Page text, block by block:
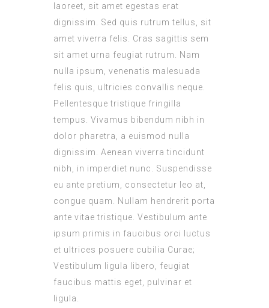
laoreet, sit amet egestas erat
dignissim. Sed quis rutrum tellus, sit
amet viverra felis. Cras sagittis sem
sit amet urna feugiat rutrum. Nam
nulla ipsum, venenatis malesuada
felis quis, ultricies convallis neque.
Pellentesque tristique fringilla
tempus. Vivamus bibendum nibh in
dolor pharetra, a euismod nulla
dignissim. Aenean viverra tincidunt
nibh, in imperdiet nunc. Suspendisse
eu ante pretium, consectetur leo at,
congue quam. Nullam hendrerit porta
ante vitae tristique. Vestibulum ante
ipsum primis in faucibus orci luctus
et ultrices posuere cubilia Curae;
Vestibulum ligula libero, feugiat
faucibus mattis eget, pulvinar et
ligula.